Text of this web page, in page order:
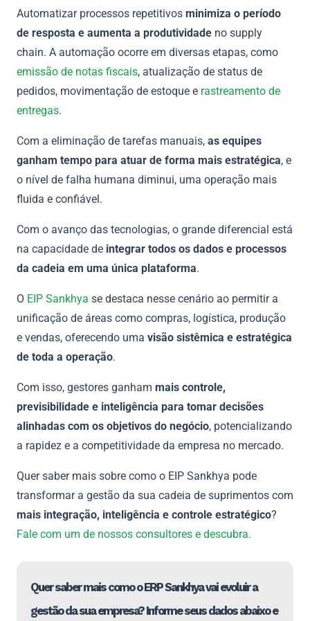
Automatizar processos repetitivos minimiza o período
de resposta e aumenta a produtividade no supply
chain. A automação ocorre em diversas etapas, como
emissão de notas fiscais, atualização de status de
pedidos, movimentação de estoque e rastreamento de
entregas.
Com a eliminação de tarefas manuais, as equipes
ganham tempo para atuar de forma mais estratégica, e
o nível de falha humana diminui, uma operação mais
fluida e confiável.
Com o avanço das tecnologias, o grande diferencial está
na capacidade de integrar todos os dados e processos
da cadeia em uma única plataforma.
O EIP Sankhya se destaca nesse cenário ao permitir a
unificação de áreas como compras, logística, produção
e vendas, oferecendo uma visão sistêmica e estratégica
de toda a operação.
Com isso, gestores ganham mais controle,
previsibilidade e inteligência para tomar decisões
alinhadas com os objetivos do negócio, potencializando
a rapidez e a competitividade da empresa no mercado.
Quer saber mais sobre como o EIP Sankhya pode
transformar a gestão da sua cadeia de suprimentos com
mais integração, inteligência e controle estratégico?
Fale com um de nossos consultores e descubra.
Quer saber mais como o ERP Sankhya vai evoluir a
gestão da sua empresa? Informe seus dados abaixo e